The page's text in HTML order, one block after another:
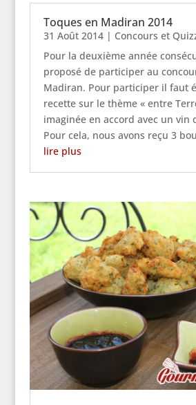
Toques en Madiran 2014
31 Août 2014| Concours et
Pour la deuxième année
proposé de participer au
Madiran. Pour participer il faut
recette sur le thème « entre
imaginée en accord avec un vin
Pour cela, nous avons reçu 3
lire plus